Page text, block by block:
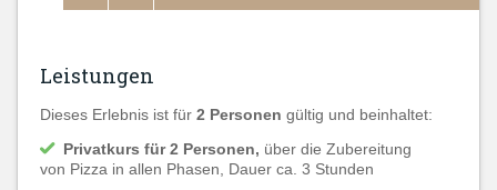
Leistungen
Dieses Erlebnis ist für 2 Personen gültig und beinhaltet:
Privatkurs für 2 Personen, über die Zubereitung
von Pizza in allen Phasen, Dauer ca. 3 Stunden